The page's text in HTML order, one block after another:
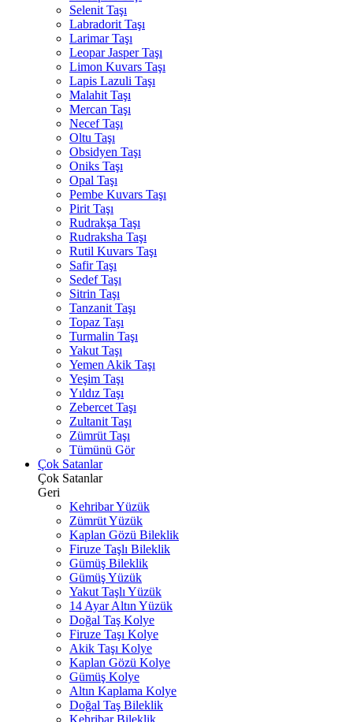
Selenit Taşı
Labradorit Taşı
Larimar Taşı
Leopar Jasper Taşı
Limon Kuvars Taşı
Lapis Lazuli Taşı
Malahit Taşı
Mercan Taşı
Necef Taşı
Oltu Taşı
Obsidyen Taşı
Oniks Taşı
Opal Taşı
Pembe Kuvars Taşı
Pirit Taşı
Rudrakşa Taşı
Rudraksha Taşı
Rutil Kuvars Taşı
Safir Taşı
Sedef Taşı
Sitrin Taşı
Tanzanit Taşı
Topaz Taşı
Turmalin Taşı
Yakut Taşı
Yemen Akik Taşı
Yeşim Taşı
Yıldız Taşı
Zebercet Taşı
Zultanit Taşı
Zümrüt Taşı
Tümünü Gör
Çok Satanlar
Çok Satanlar
Geri
Kehribar Yüzük
Zümrüt Yüzük
Kaplan Gözü Bileklik
Firuze Taşlı Bileklik
Gümüş Bileklik
Gümüş Yüzük
Yakut Taşlı Yüzük
14 Ayar Altın Yüzük
Doğal Taş Kolye
Firuze Taşı Kolye
Akik Taşı Kolye
Kaplan Gözü Kolye
Gümüş Kolye
Altın Kaplama Kolye
Doğal Taş Bileklik
Kehribar Bileklik